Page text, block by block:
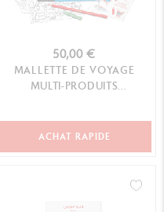
50,00 €
MALLETTE DE VOYAGE
MULTI-PRODUITS
ACHAT RAPIDE